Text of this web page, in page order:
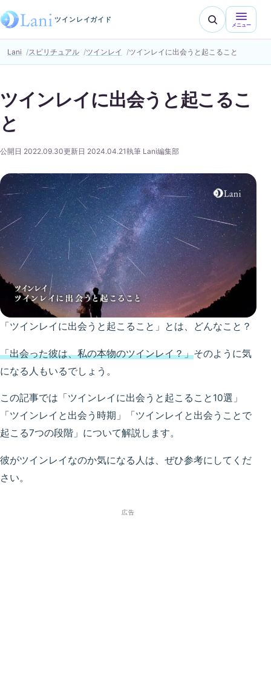
ツインレイガイド
メニュー
Lani スピリチュアル ツインレイ ツインレイに出会うと起こること
ツインレイに出会うと起こるこ
と
公開日 2022.09.30更新日 2024.04.21執筆 Lani編集部
「ツインレイに出会うと起こること」とは、どんなこと？
「出会った彼は、私の本物のツインレイ？」そのように気
になる人もいるでしょう。
この記事では「ツインレイに出会うと起こること10選」
「ツインレイと出会う時期」「ツインレイと出会うことで
起こる7つの段階」について解説します。
彼がツインレイなのか気になる人は、ぜひ参考にしてくだ
さい。
広告